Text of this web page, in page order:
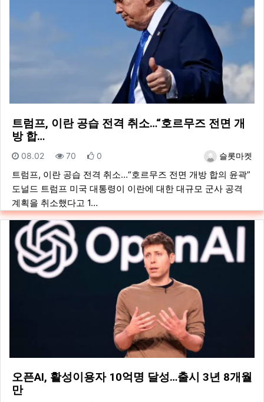
트럼프, 이란 공습 전격 취소…“호르무즈 전면 개
방 합…
등록자슬롯마켓
등록일
08.02 조회
70 추천
0
트럼프, 이란 공습 전격 취소…“호르무즈 전면 개방 합의 윤곽”
도널드 트럼프 미국 대통령이 이란에 대한 대규모 군사 공격
계획을 취소했다고 1…
오픈AI, 활성이용자 10억명 달성…출시 3년 8개월
만